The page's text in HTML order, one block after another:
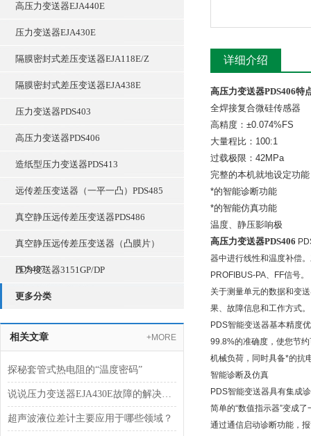
高压力变送器EJA440E
压力变送器EJA430E
隔膜密封式差压变送器EJA118E/Z
隔膜密封式差压变送器EJA438E
压力变送器PDS403
高压力变送器PDS406
造纸型压力变送器PDS413
远传差压变送器（一平一凸）PDS485
真空静压远传差压变送器PDS486
真空静压远传差压变送器（凸膜片）
PDS487
压力变送器3151GP/DP
更多分类
相关文章 +MORE
探秘套管式热电阻的“温度密码”
说说压力变送器EJA430E故障的解决方法
超声波液位差计主要应用于哪些领域？
详细介绍
高压力变送器PDS406特
全焊接复合微硅传感器
高精度：±0.074%FS
大量程比：100:1
过载极限：42MPa
完整的本机就地设定功能
*的智能诊断功能
*的智能仿真功能
温度、静压影响极
高压力变送器PDS406
器中进行线性和温度补偿
PROFIBUS-PA、FF信号。
关于测量单元的数据和变
果、故障信息和工作方式
PDS智能变送器基本精度
99.8%的准确度，使您节
机械负荷，同时具备*的抗
智能诊断及仿真
PDS智能变送器具有集成
简单的“数值指示器”变成
通过通信启动诊断功能，